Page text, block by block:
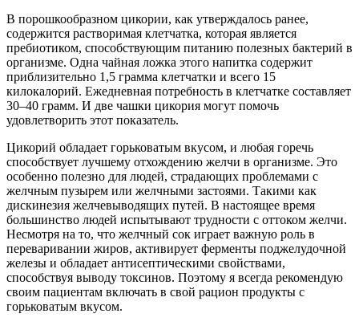
В порошкообразном цикории, как утверждалось ранее,
содержится растворимая клетчатка, которая является
пребиотиком, способствующим питанию полезных бактерий в
организме. Одна чайная ложка этого напитка содержит
приблизительно 1,5 грамма клетчатки и всего 15
килокалорий. Ежедневная потребность в клетчатке составляет
30–40 грамм. И две чашки цикория могут помочь
удовлетворить этот показатель.
Цикорий обладает горьковатым вкусом, и любая горечь
способствует лучшему отхождению желчи в организме. Это
особенно полезно для людей, страдающих проблемами с
желчным пузырем или желчными застоями. Такими как
дискинезия желчевыводящих путей. В настоящее время
большинство людей испытывают трудности с оттоком желчи.
Несмотря на то, что желчный сок играет важную роль в
переваривании жиров, активирует ферменты поджелудочной
железы и обладает антисептическими свойствами,
способствуя выводу токсинов. Поэтому я всегда рекомендую
своим пациентам включать в свой рацион продукты с
горьковатым вкусом.